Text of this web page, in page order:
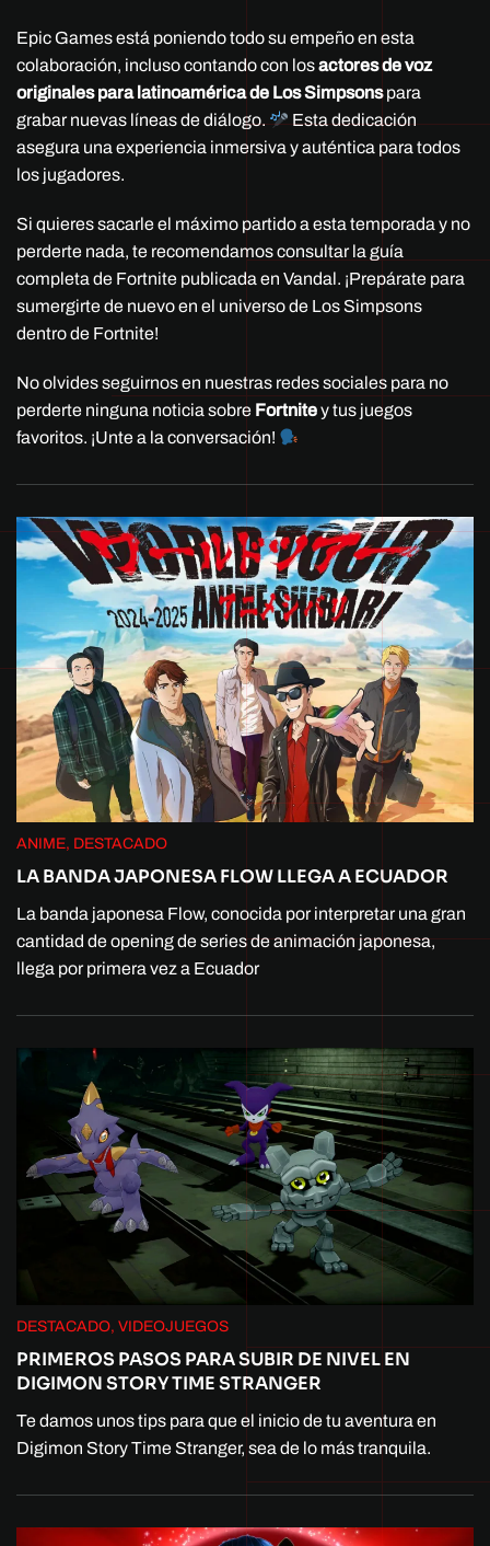
Epic Games está poniendo todo su empeño en esta
colaboración, incluso contando con losactores de voz
originales para latinoamérica de Los Simpsonspara
grabar nuevas líneas de diálogo.
Esta dedicación
asegura una experiencia inmersiva y auténtica para todos
los jugadores.
Si quieres sacarle el máximo partido a esta temporada y no
perderte nada, te recomendamos consultar la guía
completa de Fortnite publicada en Vandal. ¡Prepárate para
sumergirte de nuevo en el universo de Los Simpsons
dentro de Fortnite!
No olvides seguirnos en nuestras redes sociales para no
perderte ninguna noticia sobre Fortnitey tus juegos
favoritos. ¡Unte a la conversación!
ANIME, DESTACADO
LA BANDA JAPONESA FLOW LLEGA A ECUADOR
La banda japonesa Flow, conocida por interpretar una gran
cantidad de opening de series de animación japonesa,
llega por primera vez a Ecuador
DESTACADO, VIDEOJUEGOS
PRIMEROS PASOS PARA SUBIR DE NIVEL EN
DIGIMON STORY TIME STRANGER
Te damos unos tips para que el inicio de tu aventura en
Digimon Story Time Stranger, sea de lo más tranquila.